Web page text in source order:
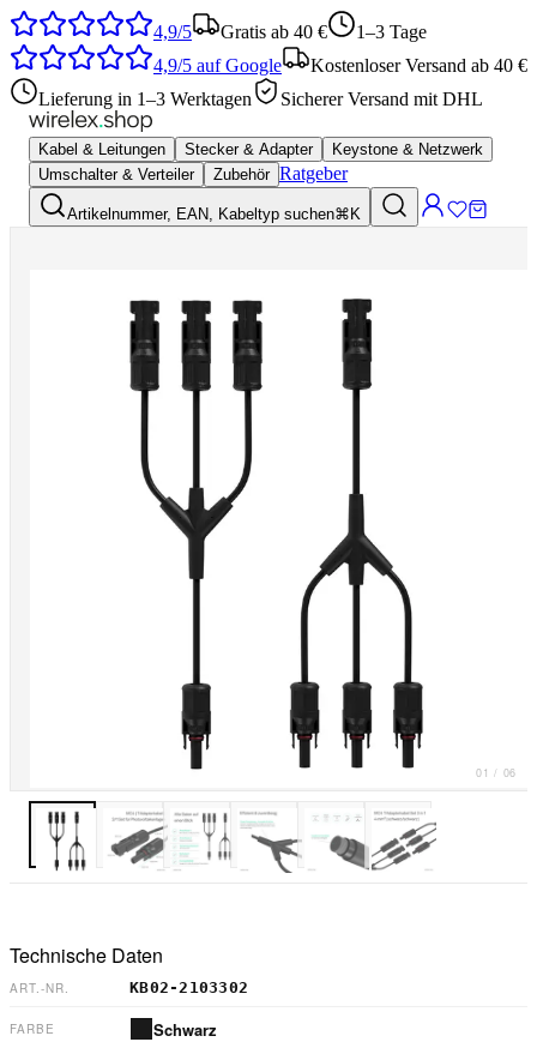
4,9/5 Gratis ab 40 €
1–3 Tage
4,9/5 auf Google
Kostenloser Versand ab 40 €
Lieferung in 1–3 Werktagen
Sicherer Versand mit DHL
Kabel & Leitungen Stecker & Adapter
Keystone & Netzwerk
Umschalter & Verteiler
Zubehör Ratgeber
Artikelnummer, EAN, Kabeltyp suchen⌘K
01 / 06
Technische Daten
ART.-NR. KB02-2103302
FARBE Schwarz